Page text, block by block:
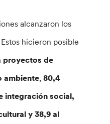
alcanzaron los
hicieron posible
proyectos de
ambiente,80,4
integración social,
y 38,9 al